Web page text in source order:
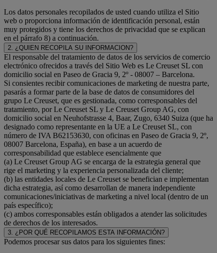
Los datos personales recopilados de usted cuando utiliza el Sitio
web o proporciona información de identificación personal, están
muy protegidos y tiene los derechos de privacidad que se explican
en el párrafo 8) a continuación.
2. ¿QUIEN RECOPILA SU INFORMACION?
El responsable del tratamiento de datos de los servicios de comercio
electrónico ofrecidos a través del Sitio Web es Le Creuset SL con
domicilio social en Paseo de Gracia 9, 2º - 08007 – Barcelona.
Si consientes recibir comunicaciones de marketing de nuestra parte,
pasarás a formar parte de la base de datos de consumidores del
grupo Le Creuset, que es gestionada, como corresponsables del
tratamiento, por Le Creuset SL y Le Creuset Group AG, con
domicilio social en Neuhofstrasse 4, Baar, Zugo, 6340 Suiza (que ha
designado como representante en la UE a Le Creuset SL, con
número de IVA B62153630, con oficinas en Paseo de Gracia 9, 2º,
08007 Barcelona, España), en base a un acuerdo de
corresponsabilidad que establece esencialmente que
(a) Le Creuset Group AG se encarga de la estrategia general que
rige el marketing y la experiencia personalizada del cliente;
(b) las entidades locales de Le Creuset se benefician e implementan
dicha estrategia, así como desarrollan de manera independiente
comunicaciones/iniciativas de marketing a nivel local (dentro de un
país específico);
(c) ambos corresponsables están obligados a atender las solicitudes
de derechos de los interesados.
3. ¿POR QUÉ RECOPILAMOS ESTA INFORMACIÓN?
Podemos procesar sus datos para los siguientes fines: